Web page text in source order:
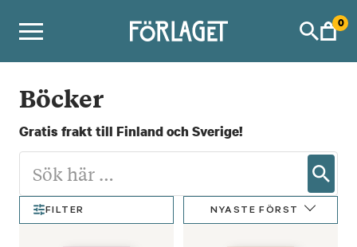
0
Böcker
Gratis frakt till Finland och Sverige!
FILTER NYASTE FÖRST